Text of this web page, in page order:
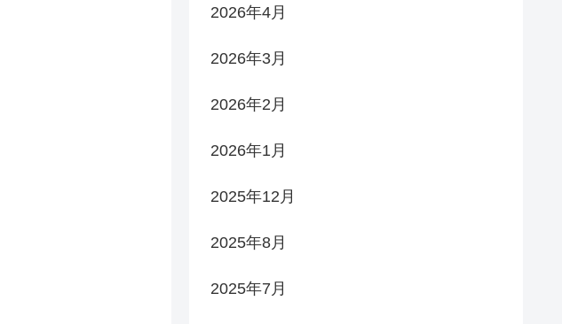
2026年4月
2026年3月
2026年2月
2026年1月
2025年12月
2025年8月
2025年7月